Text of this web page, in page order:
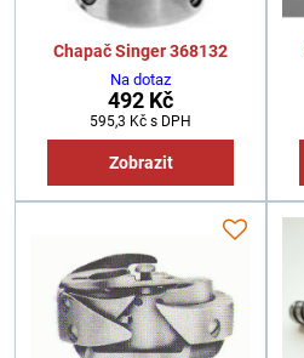
Chapač Singer 368132
Na dotaz
492 Kč
595,3 Kč s DPH
Zobrazit